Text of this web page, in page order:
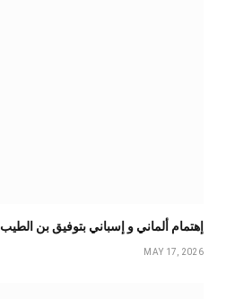
إهتمام ألماني و إسباني بتوفيق بن الطيب
MAY 17, 2026